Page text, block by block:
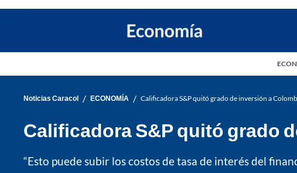
Noticias Caracol / ECONOMÍA / Calificadora S&P quitó grado de inversión a
Calificadora S&P quitó grado
“Esto puede subir los costos de tasa de interés del